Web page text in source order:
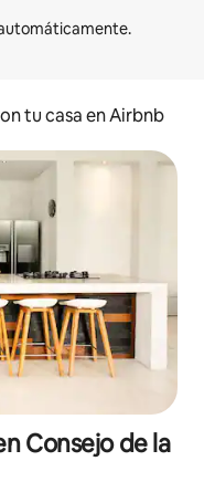
tu casa en Airbnb
Consejo de la